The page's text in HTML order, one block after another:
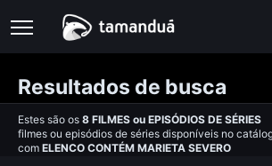
Resultados de busca
Estes são os 8 FILMES ou EPISÓDIOS DE SÉRIES
filmes ou episódios de séries disponíveis no
com ELENCO CONTÉM MARIETA SEVERO